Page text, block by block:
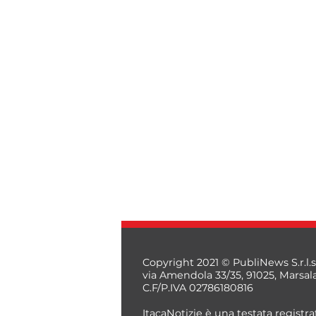
Copyright 2021 © PubliNews
via Amendola 33/35, 91025,
C.F/P.IVA 02786180816
ItacaNotizie è una testata